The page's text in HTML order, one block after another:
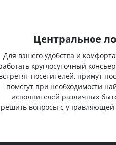
Центральное
Для вашего удобства и
круглосуточный
встретят посетителей, примут
помогут при необходимости
исполнителей различных
решить вопросы с управляющей